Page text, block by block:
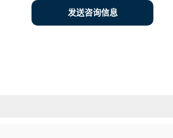
发送咨询信息